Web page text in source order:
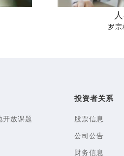
罗
开放课题
投资者关系
股票信息
公司公告
财务信息